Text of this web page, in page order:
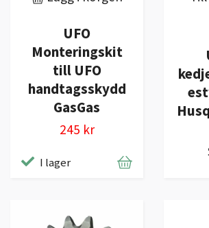
UFO
Monteringskit
till UFO
handtagsskydd
GasGas
245 kr
I lager